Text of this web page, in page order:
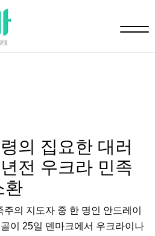
의 집요한 대러
전 우크라 민족
환
의 지도자 중 한 명인 안드레이
이 25일 덴마크에서 우크라이나